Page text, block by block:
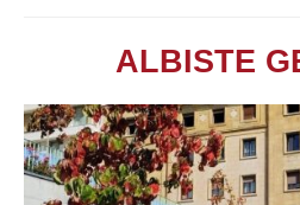
ALBISTE